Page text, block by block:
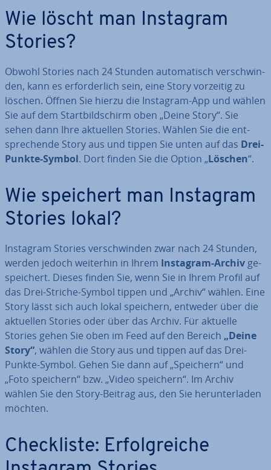
Wie löscht man Instagram
Stories?
Obwohl Stories nach 24 Stunden au­to­ma­tisch ver­schwin­
den, kann es er­for­der­lich sein, eine Story vorzeitig zu
löschen. Öffnen Sie hierzu die Instagram-App und wählen
Sie auf dem Start­bild­schirm oben „Deine Story“. Sie
sehen dann Ihre aktuellen Stories. Wählen Sie die ent­
spre­chen­de Story aus und tippen Sie unten auf das Drei-
Punkte-Symbol. Dort finden Sie die Option „Löschen“.
Wie speichert man Instagram
Stories lokal?
Instagram Stories ver­schwin­den zwar nach 24 Stunden,
werden jedoch weiterhin in Ihrem Instagram-Archiv ge­
spei­chert. Dieses finden Sie, wenn Sie in Ihrem Profil auf
das Drei-Striche-Symbol tippen und „Archiv“ wählen. Eine
Story lässt sich auch lokal speichern, entweder über die
aktuellen Stories oder über das Archiv. Für aktuelle
Stories gehen Sie oben im Feed auf den Bereich „Deine
Story“, wählen die Story aus und tippen auf das Drei-
Punkte-Symbol. Gehen Sie dann auf „Speichern“ und
„Foto speichern“ bzw. „Video speichern“. Im Archiv
wählen Sie den Story-Beitrag aus, den Sie her­un­ter­la­den
möchten.
Check­lis­te: Er­folg­rei­che